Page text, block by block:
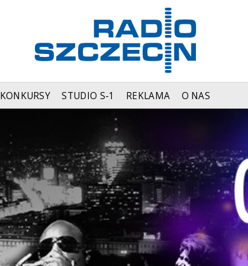
KONKURSY STUDIO S-1 REKLAMA O NAS